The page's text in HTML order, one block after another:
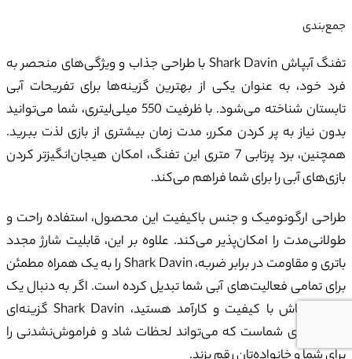
جمع‌بندی
تفنگ آبپاش Shark Davin با طراحی جذاب و ویژگی‌های منحصر به
فرد خود، به عنوان یکی از بهترین گزینه‌ها برای تفریحات آبی
تابستان شناخته می‌شود. با ظرفیت 550 میلی‌لیتری، شما می‌توانید
بدون نیاز به پر کردن مکرر، مدت زمان بیشتری از بازی لذت ببرید.
همچنین، برد پرتابی 7 متری این تفنگ، امکان هیجان‌انگیزتر کردن
بازی‌های آبی را برای شما فراهم می‌کند.
طراحی ارگونومیک و جنس باکیفیت این محصول، استفاده راحت و
طولانی‌مدت را امکان‌پذیر می‌کند. علاوه بر این، قابلیت شارژ مجدد
باتری و مقاومت در برابر ضربه، Shark Davin را به یک همراه مطمئن
برای تمامی فعالیت‌های آبی شما تبدیل کرده است. اگر به دنبال یک
تفنگ آبپاش با کیفیت و کارآمد هستید، Shark Davin گزینه‌ای
ایده‌آل برای شماست که می‌تواند لحظات شاد و فراموش‌نشدنی را